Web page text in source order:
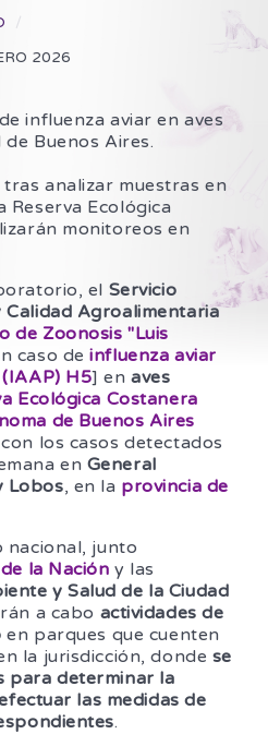
2026
influenza aviar en aves
Buenos Aires.
analizar muestras en
Reserva Ecológica
monitoreos en
el Servicio
Calidad Agroalimentaria
de Zoonosis "Luis
caso deinfluenza aviar
H5] enaves
Ecológica Costanera
de Buenos Aires
los casos detectados
en General
Lobos, en la provincia de
nacional, junto
la Nación y las
y Salud de la Ciudad
a cabo actividades de
en parques que cuenten
la jurisdicción, donde se
para determinar la
las medidas de
.